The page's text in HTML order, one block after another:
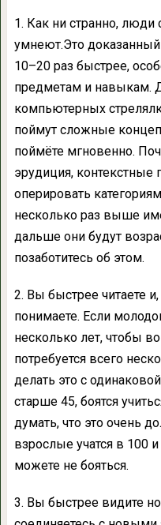
1. Как ни странно, люди
умнеют.Это
10–20 раз быстрее,
предметам и навыкам.
компьютерных
поймут сложные
поймёте мгновенно.
эрудиция, контекстные
оперировать
несколько раз выше
дальше они будут
позаботитесь об этом.
2. Вы быстрее читаете
понимаете. Если
несколько лет, чтобы
потребуется всего
делать это с
старше 45, боятся
думать, что это очень
взрослые учатся в 100
можете не бояться.
3. Вы быстрее видите